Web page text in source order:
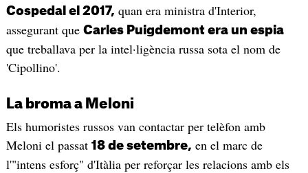
Cospedal el 2017, quan era ministra d'Interior,
assegurant que Carles Puigdemont era un espia
que treballava per la intel·ligència russa sota el nom de
'Cipollino'.
La broma a Meloni
Els humoristes russos van contactar per telèfon amb
Meloni el passat 18 de setembre, en el marc de
l'"intens esforç" d'Itàlia per reforçar les relacions amb els